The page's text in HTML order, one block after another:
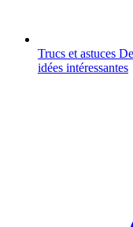
Trucs et astuces
idées intéressantes